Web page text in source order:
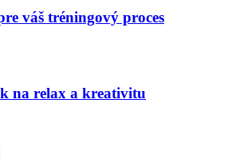
váš tréningový proces
na relax a kreativitu